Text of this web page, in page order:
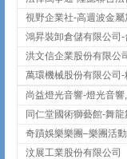
汶展工業股份有限公司